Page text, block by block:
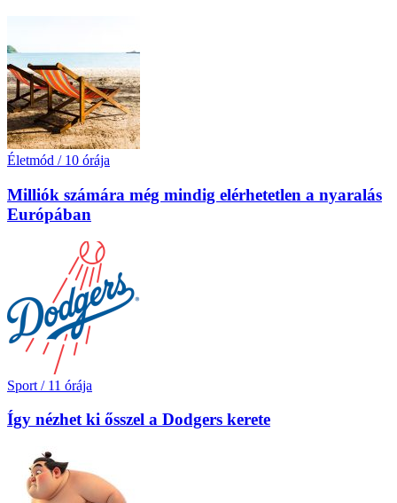
Életmód / 10 órája
Milliók számára még mindig elérhetetlen a nyaralás
Európában
Sport / 11 órája
Így nézhet ki ősszel a Dodgers kerete